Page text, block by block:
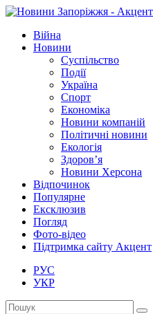
Війна
Новини
Суспільство
Події
Україна
Спорт
Економіка
Новини компаній
Політичні новини
Екологія
Здоров’я
Новини Херсона
Відпочинок
Популярне
Ексклюзив
Погляд
Фото-відео
Підтримка сайту Акцент
РУС
УКР